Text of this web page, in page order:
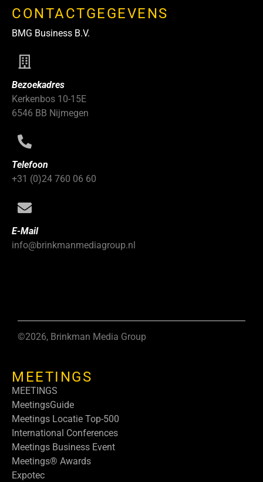
CONTACTGEGEVENS
BMG Business B.V.
Bezoekadres
Kerkenbos 10-15E
6546 BB Nijmegen
Telefoon
+31 (0)24 760 06 60
E-Mail
info@brinkmanmediagroup.nl
©2026, Brinkman Media Group
MEETINGS
MEETINGS
MeetingsGuide
Meetings Locatie Top-500
International Conferences
Meetings Business Event
Meetings® Awards
Expotec